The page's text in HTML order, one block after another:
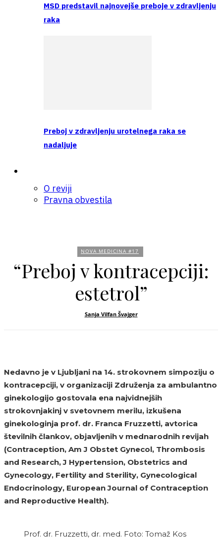
MSD predstavil najnovejše preboje v zdravljenju
raka
Preboj v zdravljenju urotelnega raka se
nadaljuje
O reviji
Pravna obvestila
NOVA MEDICINA #17
“Preboj v kontracepciji:
estetrol”
Sanja Vilfan Švajger
Nedavno je v Ljubljani na 14. strokovnem simpoziju o
kontracepciji, v organizaciji Združenja za ambulantno
ginekologijo gostovala ena najvidnejših
strokovnjakinj v svetovnem merilu, izkušena
ginekologinja prof. dr. Franca Fruzzetti, avtorica
številnih člankov, objavljenih v mednarodnih revijah
(Contraception, Am J Obstet Gynecol, Thrombosis
and Research, J Hypertension, Obstetrics and
Gynecology, Fertility and Sterility, Gynecological
Endocrinology, European Journal of Contraception
and Reproductive Health).
Prof. dr. Fruzzetti, dr. med. Foto: Tomaž Kos